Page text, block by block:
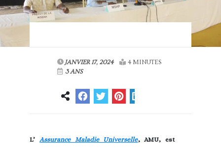
JANVIER 17, 2024
4 MINUTES
3 ANS
L’Assurance Maladie Universelle, AMU, est